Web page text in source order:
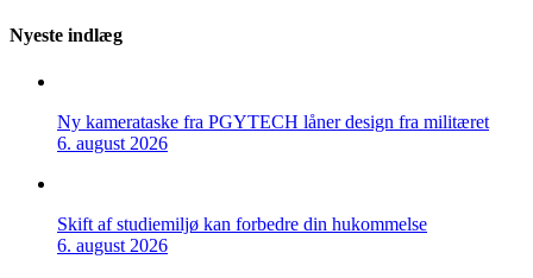
Nyeste indlæg
Ny kamerataske fra PGYTECH låner design fra militæret
6. august 2026
Skift af studiemiljø kan forbedre din hukommelse
6. august 2026